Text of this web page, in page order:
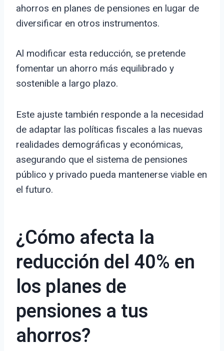
ahorros en planes de pensiones en lugar de
diversificar en otros instrumentos.
Al modificar esta reducción, se pretende
fomentar un ahorro más equilibrado y
sostenible a largo plazo.
Este ajuste también responde a la necesidad
de adaptar las políticas fiscales a las nuevas
realidades demográficas y económicas,
asegurando que el sistema de pensiones
público y privado pueda mantenerse viable en
el futuro.
¿Cómo afecta la
reducción del 40% en
los planes de
pensiones a tus
ahorros?